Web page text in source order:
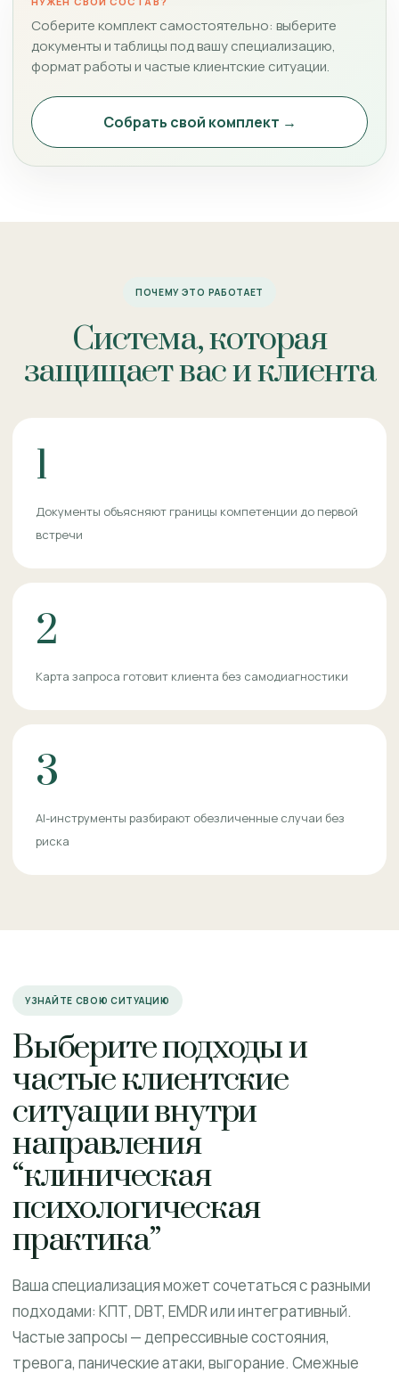
Соберите комплект самостоятельно: выберите
документы и таблицы под вашу специализацию,
формат работы и частые клиентские ситуации.
Собрать свой комплект →
ПОЧЕМУ ЭТО РАБОТАЕТ
Система, которая
защищает вас и клиента
1
Документы объясняют границы компетенции до первой
встречи
2
Карта запроса готовит клиента без самодиагностики
3
AI-инструменты разбирают обезличенные случаи без
риска
УЗНАЙТЕ СВОЮ СИТУАЦИЮ
Выберите подходы и
частые клиентские
ситуации внутри
направления
“клиническая
психологическая
практика”
Ваша специализация может сочетаться с разными
подходами: КПТ, DBT, EMDR или интегративный.
Частые запросы — депрессивные состояния,
тревога, панические атаки, выгорание. Смежные